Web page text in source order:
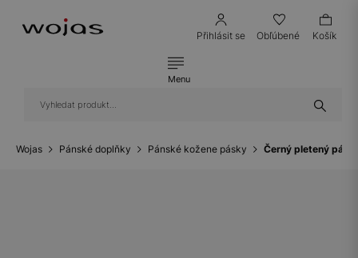
Přihlásit se Obľúbené Košík
Menu
Wojas Pánské doplňky Pánské kožene pásky Černý pletený